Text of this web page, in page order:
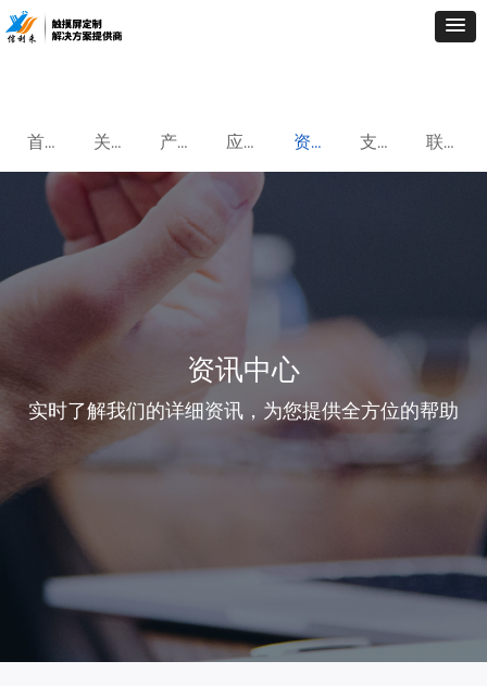
首页 关于我们 产品中心 应用案例 资讯中心 支持与服务 联系我们
资讯中心
实时了解我们的详细资讯，为您提供全方位的帮助